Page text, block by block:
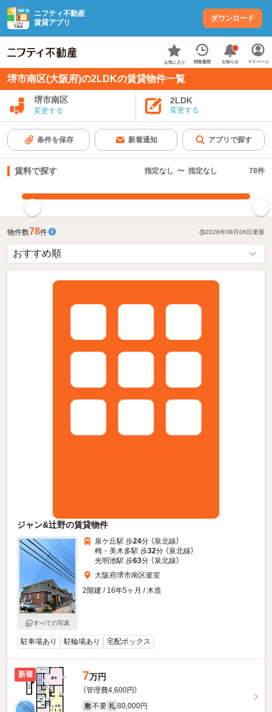
ニフティ不動産
賃貸アプリ
ダウンロード
お気に入り 閲覧履歴 お知らせ マイページ
堺市南区(大阪府)の2LDKの賃貸物件一覧
堺市南区
変更する
2LDK
変更する
条件を保存 新着通知 アプリで探す
賃料で探す 指定なし 〜 指定なし 78件
物件数78件 2026年08月06日更新
ジャン&辻野の賃貸物件
すべての写真
泉ケ丘駅 歩24分 （泉北線）
栂・美木多駅 歩32分 （泉北線）
光明池駅 歩63分 （泉北線）
大阪府堺市南区釜室
2階建 / 16年5ヶ月 / 木造
駐車場あり 駐輪場あり 宅配ボックス
新着 7万円
（管理費4,600円）
敷 不要 礼 80,000円